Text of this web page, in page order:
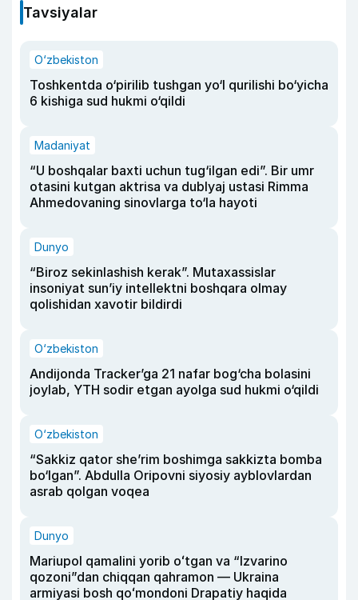
Tavsiyalar
O‘zbekiston
Toshkentda o‘pirilib tushgan yo‘l qurilishi bo‘yicha
6 kishiga sud hukmi o‘qildi
Madaniyat
“U boshqalar baxti uchun tug‘ilgan edi”. Bir umr
otasini kutgan aktrisa va dublyaj ustasi Rimma
Ahmedovaning sinovlarga to‘la hayoti
Dunyo
“Biroz sekinlashish kerak”. Mutaxassislar
insoniyat sun’iy intellektni boshqara olmay
qolishidan xavotir bildirdi
O‘zbekiston
Andijonda Tracker’ga 21 nafar bog‘cha bolasini
joylab, YTH sodir etgan ayolga sud hukmi o‘qildi
O‘zbekiston
“Sakkiz qator she’rim boshimga sakkizta bomba
bo‘lgan”. Abdulla Oripovni siyosiy ayblovlardan
asrab qolgan voqea
Dunyo
Mariupol qamalini yorib oʻtgan va “Izvarino
qozoni”dan chiqqan qahramon — Ukraina
armiyasi bosh qoʻmondoni Drapatiy haqida